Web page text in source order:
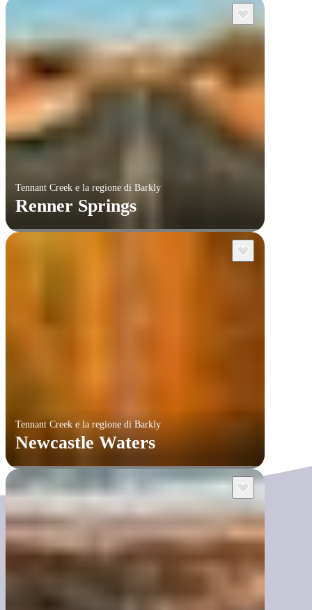
Tennant Creek e la regione di Barkly
Renner Springs
Tennant Creek e la regione di Barkly
Newcastle Waters